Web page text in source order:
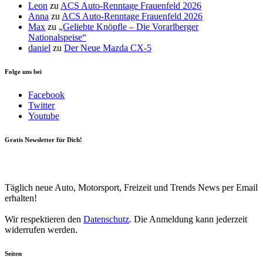
Leon zuACS Auto-Renntage Frauenfeld 2026
Anna zuACS Auto-Renntage Frauenfeld 2026
Max zu „Geliebte Knöpfle – Die Vorarlberger
Nationalspeise“
daniel zu Der Neue Mazda CX-5
Folge uns bei
Facebook
Twitter
Youtube
Gratis Newsletter für Dich!
Täglich neue Auto, Motorsport, Freizeit und Trends News per Email
erhalten!
Wir respektieren den Datenschutz. Die Anmeldung kann jederzeit
widerrufen werden.
Seiten